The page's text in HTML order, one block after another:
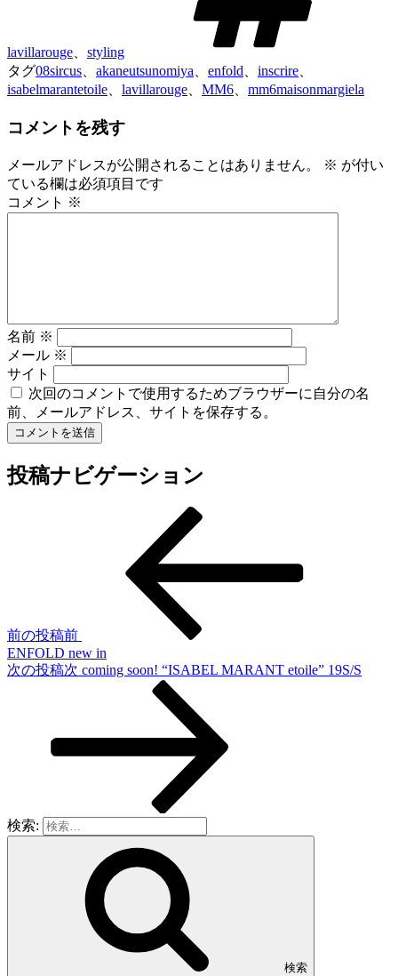
lavillarouge
styling
タグ08sircus akaneutsunomiya enfold inscrire
isabelmarantetoile
lavillarouge MM6 mm6maisonmargiela
コメントを残す
メールアドレスが公開されることはありません。 ※ が付い
ている欄は必須項目です
コメント ※
名前 ※
メール ※
サイト
次回のコメントで使用するためブラウザーに自分の名
前、メールアドレス、サイトを保存する。
投稿ナビゲーション
前の投稿前
ENFOLD new in
次の投稿次 coming soon! “ISABEL MARANT etoile” 19S/S
検索:
検索